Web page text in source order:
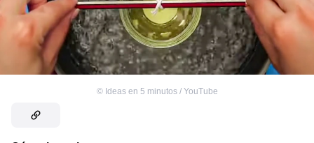
© Ideas en 5 minutos / YouTube